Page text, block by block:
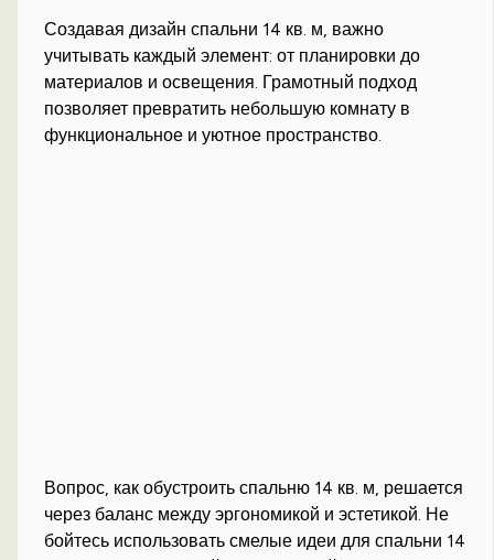
Создавая дизайн спальни 14 кв. м, важно
учитывать каждый элемент: от планировки до
материалов и освещения. Грамотный подход
позволяет превратить небольшую комнату в
функциональное и уютное пространство.
Вопрос, как обустроить спальню 14 кв. м, решается
через баланс между эргономикой и эстетикой. Не
бойтесь использовать смелые идеи для спальни 14